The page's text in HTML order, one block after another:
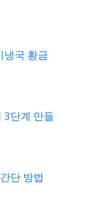
냉국 황금
3단계 만들
단 방법